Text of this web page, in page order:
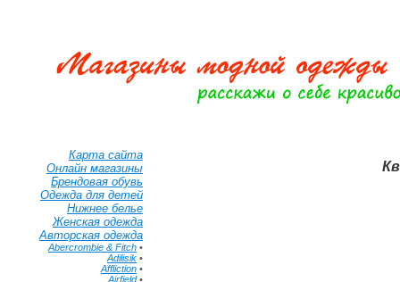
Карта сайта
Онлайн магазины
Брендовая обувь
Одежда для детей
Нижнее белье
Женская одежда
Авторская одежда
Abercrombie & Fitch •
Adilisik •
Affliction •
Airfield•